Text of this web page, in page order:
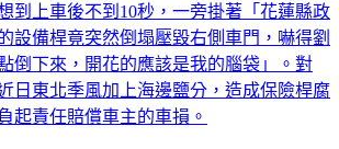
到上車後不到10秒，一旁掛著「花蓮縣政
設備桿竟突然倒塌壓毀右側車門，嚇得劉
倒下來，開花的應該是我的腦袋」。對
日東北季風加上海邊鹽分，造成保險桿腐
起責任賠償車主的車損。